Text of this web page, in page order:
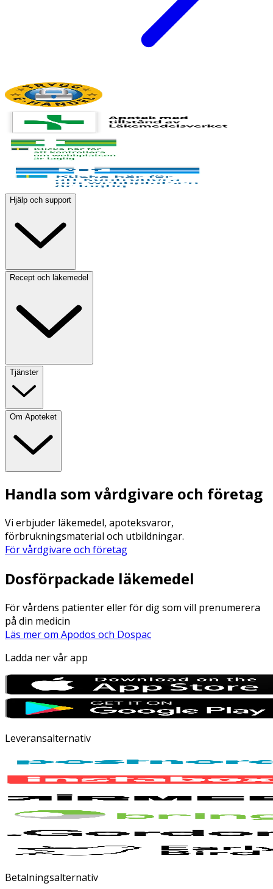
Hjälp och support
Recept och läkemedel
Tjänster
Om Apoteket
Handla som vårdgivare och företag
Vi erbjuder läkemedel, apoteksvaror,
förbrukningsmaterial och utbildningar.
För vårdgivare och företag
Dosförpackade läkemedel
För vårdens patienter eller för dig som vill prenumerera
på din medicin
Läs mer om Apodos och Dospac
Ladda ner vår app
Leveransalternativ
Betalningsalternativ